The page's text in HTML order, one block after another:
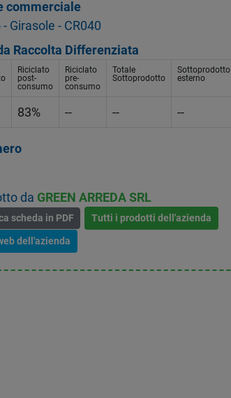
commerciale
- Girasole - CR040
Raccolta Differenziata
Riciclato
post-
consumo
Riciclato
pre-
consumo
Totale
Sottoprodotto
Sottoprodotto
esterno
83% -- -- --
da GREEN ARREDA SRL
scheda in PDF Tutti i prodotti dell'azienda
dell'azienda